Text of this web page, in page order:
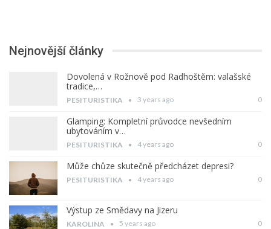
Nejnovější články
Dovolená v Rožnově pod Radhoštěm: valašské
tradice,…
PESITURISTIKA 3 years ago 0
Glamping: Kompletní průvodce nevšedním
ubytováním v…
PESITURISTIKA 4 years ago 0
Může chůze skutečně předcházet depresi?
PESITURISTIKA 4 years ago 0
Výstup ze Smědavy na Jizeru
KAROLINA 5 years ago 0